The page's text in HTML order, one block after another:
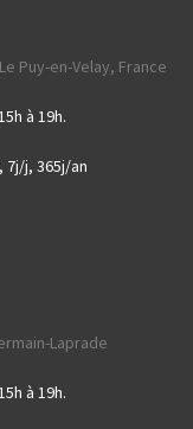
Puy-en-Velay, France
à 19h.
7j/j, 365j/an
Laprade
à 19h.